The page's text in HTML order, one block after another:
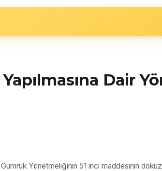
Dair
Yönetmeliğinin 51 inci maddesinin